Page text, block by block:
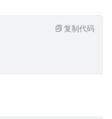
复制代码